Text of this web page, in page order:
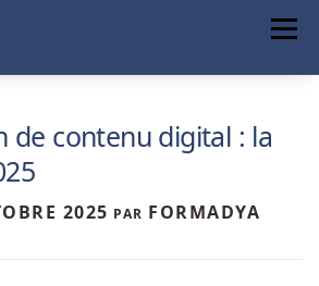
Menu
de contenu digital : la
2025 PAR FORMADYA